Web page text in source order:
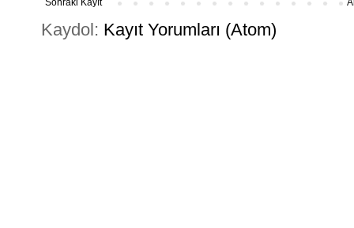
Kaydol: Kayıt Yorumları (Atom)